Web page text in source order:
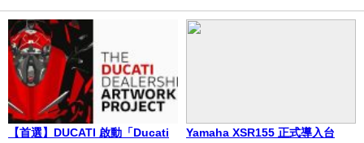
【首選】DUCATI 啟動「Ducati
Yamaha XSR155 正式導入台